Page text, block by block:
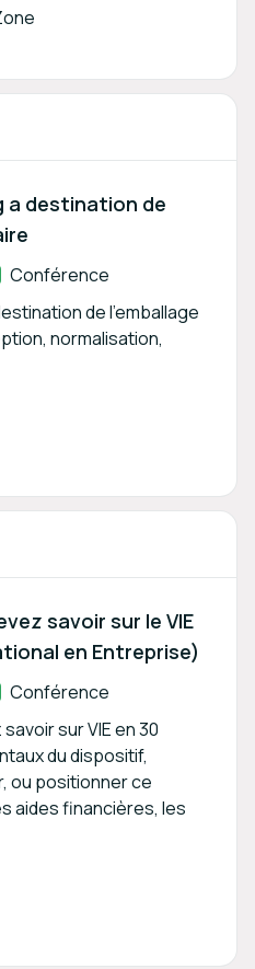
a destination de
Conférence
de l'emballage
normalisation,
savoir sur le VIE
en Entreprise)
Conférence
sur VIE en 30
du dispositif,
ou positionner ce
aides financières, les